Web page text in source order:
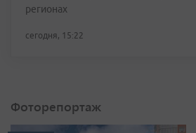
регионах
сегодня, 15:22
Фоторепортаж